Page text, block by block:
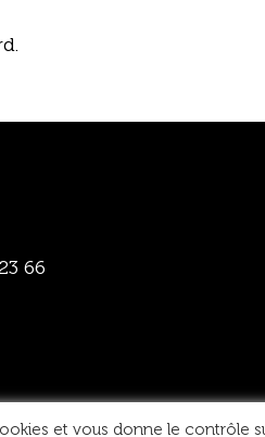
.
66
et vous donne le contrôle